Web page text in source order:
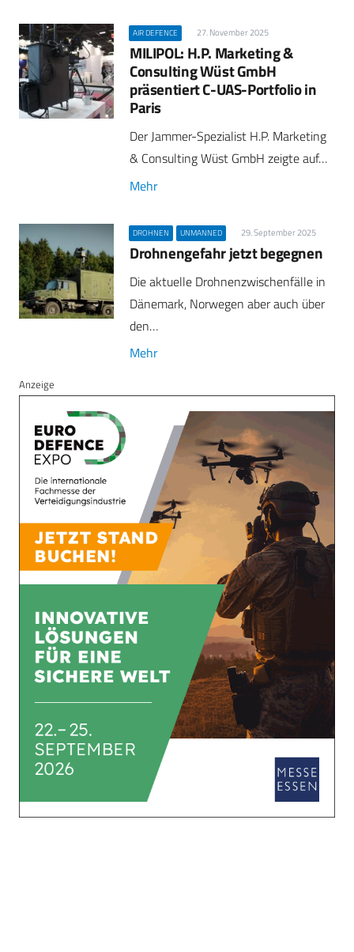
AIR DEFENCE 27. November 2025
MILIPOL: H.P. Marketing &
Consulting Wüst GmbH
präsentiert C-UAS-Portfolio in
Paris
Der Jammer-Spezialist H.P. Marketing
& Consulting Wüst GmbH zeigte auf…
Mehr
DROHNEN UNMANNED 29. September 2025
Drohnengefahr jetzt begegnen
Die aktuelle Drohnenzwischenfälle in
Dänemark, Norwegen aber auch über
den…
Mehr
Anzeige